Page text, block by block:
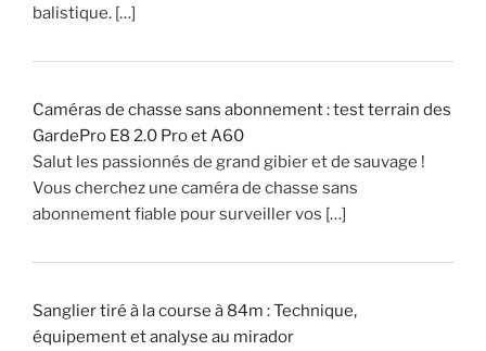
balistique. […]
Caméras de chasse sans abonnement : test terrain des
GardePro E8 2.0 Pro et A60
Salut les passionnés de grand gibier et de sauvage !
Vous cherchez une caméra de chasse sans
abonnement fiable pour surveiller vos […]
Sanglier tiré à la course à 84m : Technique,
équipement et analyse au mirador